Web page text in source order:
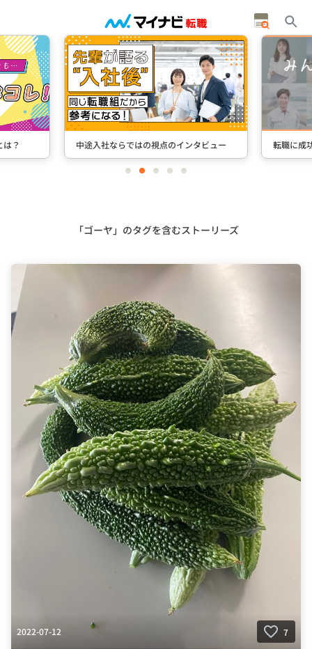
？ 中途入社ならではの視点のインタビュー 転職に成
itemitemitemitemitem
「ゴーヤ」のタグを含むストーリーズ
2022-07-12 7